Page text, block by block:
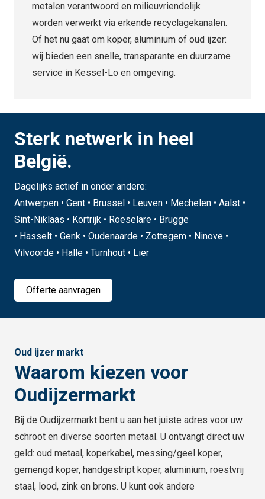
metalen verantwoord en milieuvriendelijk
worden verwerkt via erkende recyclagekanalen.
Of het nu gaat om koper, aluminium of oud ijzer:
wij bieden een snelle, transparante en duurzame
service in Kessel-Lo en omgeving.
Sterk netwerk in heel
België.
Dagelijks actief in onder andere:
Antwerpen • Gent • Brussel • Leuven • Mechelen • Aalst •
Sint-Niklaas • Kortrijk • Roeselare • Brugge
• Hasselt • Genk • Oudenaarde • Zottegem • Ninove •
Vilvoorde • Halle • Turnhout • Lier
Offerte aanvragen
Oud ijzer markt
Waarom kiezen voor
Oudijzermarkt
Bij de Oudijzermarkt bent u aan het juiste adres voor uw
schroot en diverse soorten metaal. U ontvangt direct uw
geld: oud metaal, koperkabel, messing/geel koper,
gemengd koper, handgestript koper, aluminium, roestvrij
staal, lood, zink en brons. U kunt ook andere